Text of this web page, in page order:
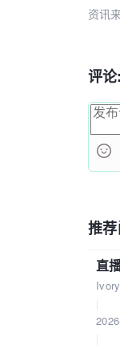
资讯
评
推
直